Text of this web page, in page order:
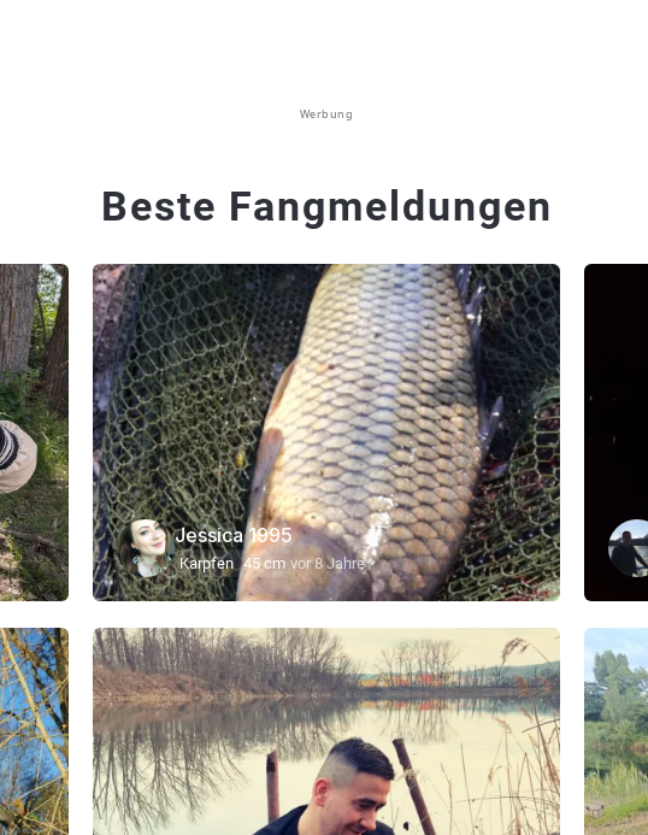
Werbung
Beste Fangmeldungen
Jessica 1995
Karpfen 45 cm vor 8 Jahre